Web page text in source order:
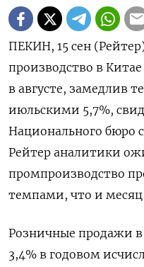
ПЕКИН, 15 сен
производство в
в августе, замедлив
июльскими 5,7%,
Национального бюро
Рейтер аналитики
промпроизводство
темпами, что и месяц
Розничные продажи в
3,4% в годовом